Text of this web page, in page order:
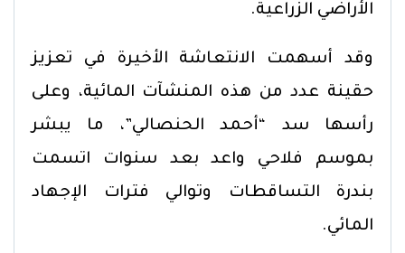
الأراضي الزراعية.
وقد أسهمت الانتعاشة الأخيرة في تعزيز
حقينة عدد من هذه المنشآت المائية، وعلى
رأسها سد “أحمد الحنصالي”، ما يبشر
بموسم فلاحي واعد بعد سنوات اتسمت
بندرة التساقطات وتوالي فترات الإجهاد
المائي.